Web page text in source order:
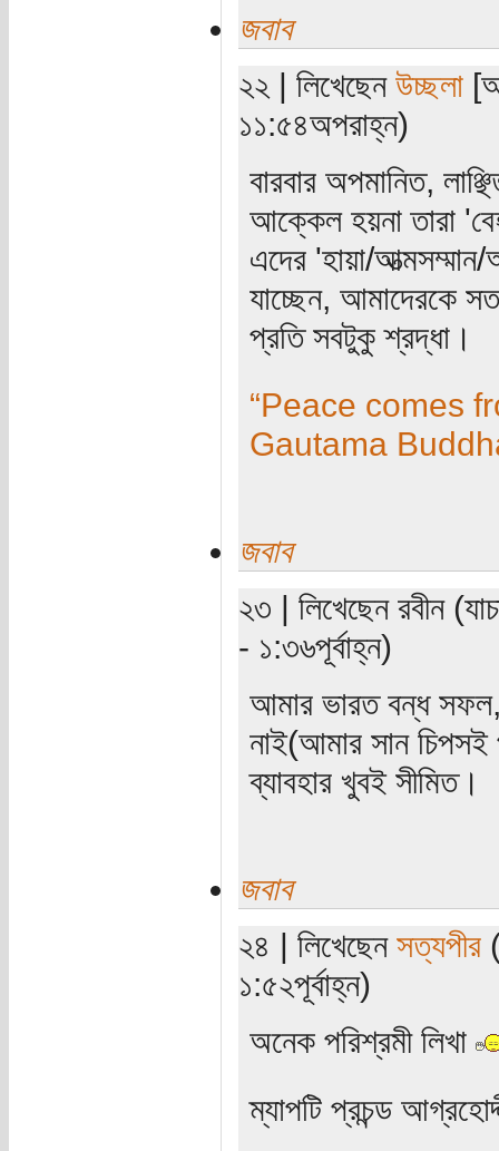
জবাব
২২ | লিখেছেন উচ্ছলা
১১:৫৪অপরাহ্ন)
বারবার অপমানিত,
আক্কেল হয়না তারা
এদের 'হায়া/
যাচ্ছেন, আমাদেরকে
প্রতি সবটুকু শ্রদ্ধা।
“Peace comes
Gautama
জবাব
২৩ | লিখেছেন রবীন
- ১:৩৬পূর্বাহ্ন)
আমার ভারত বন্ধ সফল,
নাই(আমার সান
ব্যাবহার খুবই সীমিত।
জবাব
২৪ | লিখেছেন সত্যপীর
১:৫২পূর্বাহ্ন)
অনেক পরিশ্রমী লিখা
ম্যাপটি প্রচন্ড